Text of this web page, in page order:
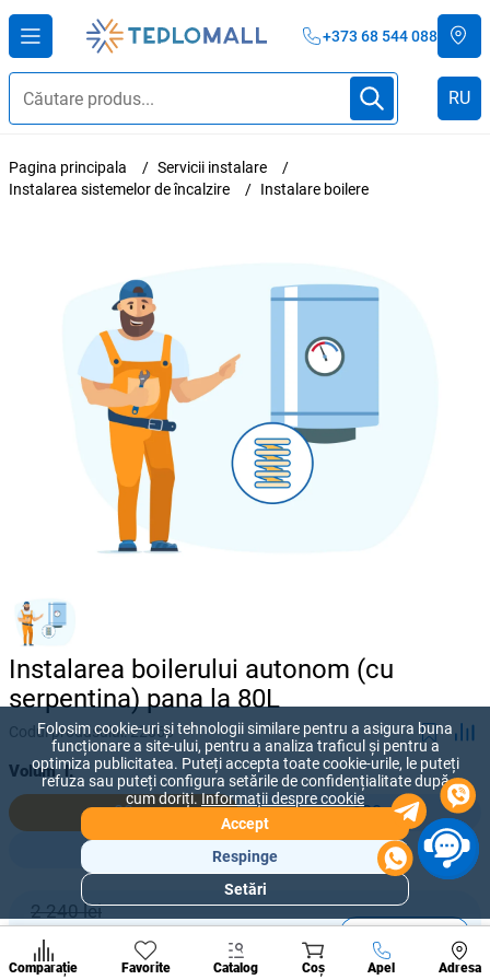
+373 68 544 088
RU
Pagina principala
Servicii instalare
Instalarea sistemelor de încalzire
Instalare boilere
Instalarea boilerului autonom (cu
serpentina) pana la 80L
Codul produsului:22066
Volum, l:
80
100
2 240 lei
2 000lei - +
Comparație Favorite Catalog Coș Apel Adresa
A suna
populare
de
Folosim cookie-uri și tehnologii similare pentru a asigura buna
funcționare a site-ului, pentru a analiza traficul și pentru a
optimiza publicitatea. Puteți accepta toate cookie-urile, le puteți
refuza sau puteți configura setările de confidențialitate după
cum doriți.Informații despre cookie
Accept
Respinge
Setări